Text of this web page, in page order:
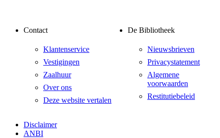
Contact
Klantenservice
Vestigingen
Zaalhuur
Over ons
Deze website vertalen
De Bibliotheek
Nieuwsbrieven
Privacystatement
Algemene
voorwaarden
Restitutiebeleid
Disclaimer
ANBI